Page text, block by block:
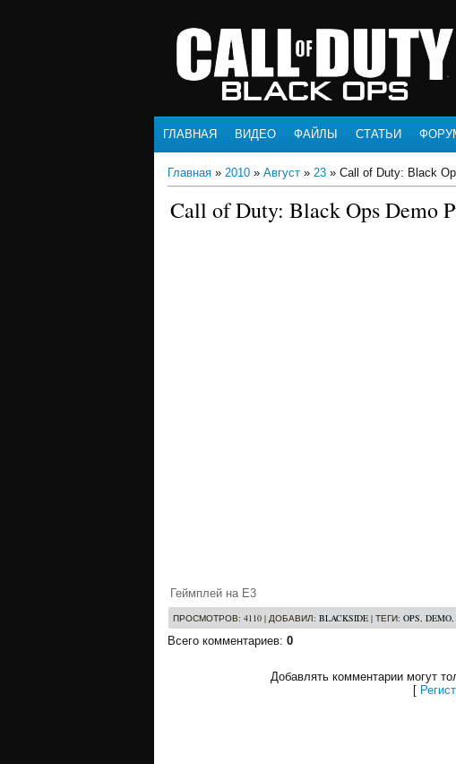
ГЛАВНАЯ ВИДЕО ФАЙЛЫ СТАТЬИ
Главная » 2010 » Август » 23 » Call of Duty: Black
Call of Duty: Black Ops Demo
Геймплей на E3
ПРОСМОТРОВ: 4110 | ДОБАВИЛ: BLACKSIDE | ТЕГИ: OPS, DEMO,
Всего комментариев: 0
Добавлять комментарии могут
[